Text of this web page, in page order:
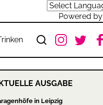
Powered by
AUSGABE
in Leipzig